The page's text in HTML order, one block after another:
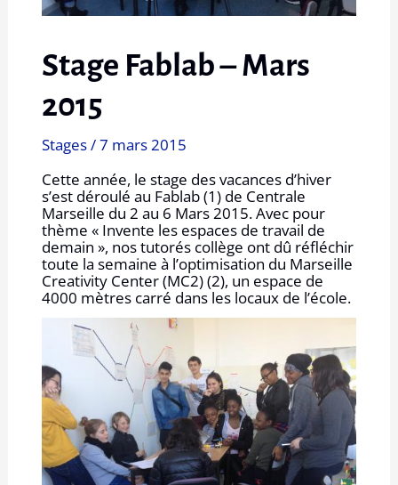
Stage Fablab – Mars
2015
Stages/7 mars 2015
Cette année, le stage des vacances d’hiver
s’est déroulé au Fablab (1) de Centrale
Marseille du 2 au 6 Mars 2015. Avec pour
thème « Invente les espaces de travail de
demain », nos tutorés collège ont dû réfléchir
toute la semaine à l’optimisation du Marseille
Creativity Center (MC2) (2), un espace de
4000 mètres carré dans les locaux de l’école.